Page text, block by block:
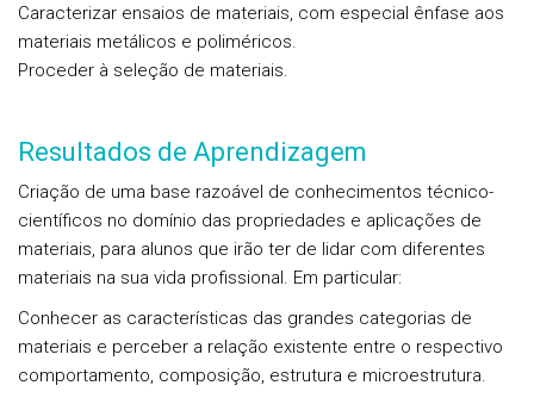
Caracterizar ensaios de materiais, com especial ênfase aos
materiais metálicos e poliméricos.
Proceder à seleção de materiais.
Resultados de Aprendizagem
Criação de uma base razoável de conhecimentos técnico-
científicos no domínio das propriedades e aplicações de
materiais, para alunos que irão ter de lidar com diferentes
materiais na sua vida profissional. Em particular:
Conhecer as características das grandes categorias de
materiais e perceber a relação existente entre o respectivo
comportamento, composição, estrutura e microestrutura.